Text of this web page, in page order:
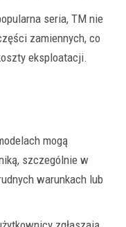
seria, TM nie
zamiennych, co
eksploatacji.
mogą
szczególnie w
warunkach lub